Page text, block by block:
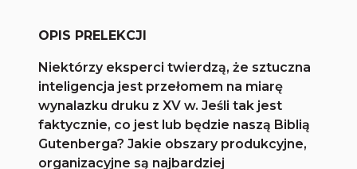
OPIS PRELEKCJI
Niektórzy eksperci twierdzą, że sztuczna
inteligencja jest przełomem na miarę
wynalazku druku z XV w. Jeśli tak jest
faktycznie, co jest lub będzie naszą Biblią
Gutenberga? Jakie obszary produkcyjne,
organizacyjne są najbardziej